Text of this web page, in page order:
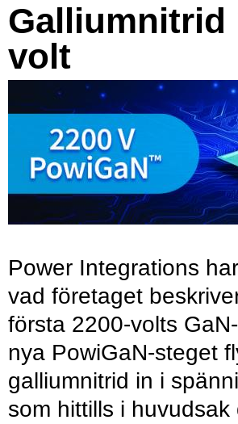
Galliumnitrid
volt
Power Integrations
vad företaget
första 2200-volts
nya PowiGaN-steget
galliumnitrid in i
som hittills i